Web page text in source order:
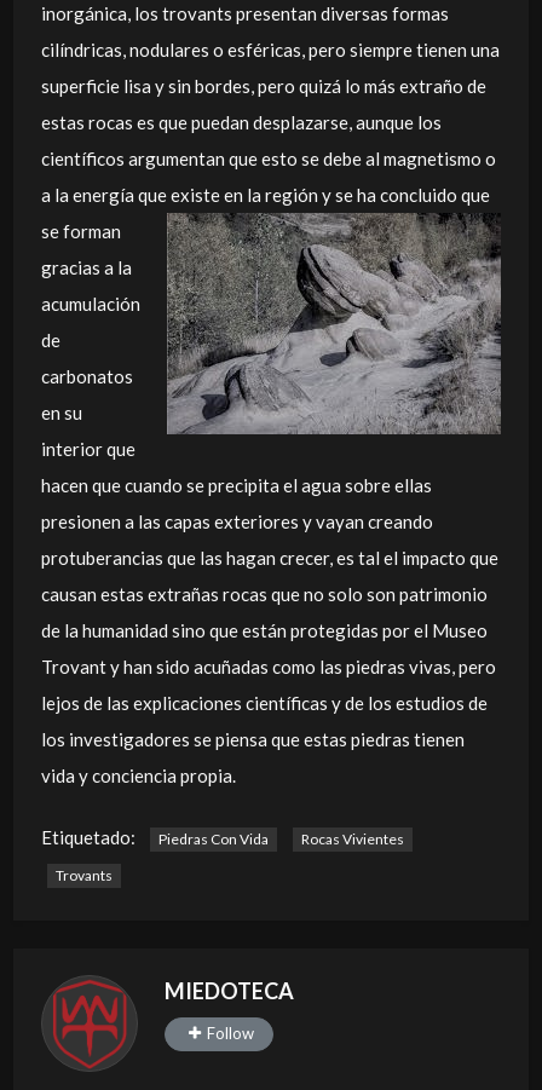
inorgánica, los trovants presentan diversas formas
cilíndricas, nodulares o esféricas, pero siempre tienen una
superficie lisa y sin bordes, pero quizá lo más extraño de
estas rocas es que puedan desplazarse, aunque los
científicos argumentan que esto se debe al magnetismo o
a la energía que existe en la región y se ha concluido que
se forman
gracias a la
acumulación
de
carbonatos
en su
interior que
hacen que cuando se precipita el agua sobre ellas
presionen a las capas exteriores y vayan creando
protuberancias que las hagan crecer, es tal el impacto que
causan estas extrañas rocas que no solo son patrimonio
de la humanidad sino que están protegidas por el Museo
Trovant y han sido acuñadas como las piedras vivas, pero
lejos de las explicaciones científicas y de los estudios de
los investigadores se piensa que estas piedras tienen
vida y conciencia propia.
Etiquetado: Piedras Con Vida
Rocas Vivientes
Trovants
MIEDOTECA
Follow